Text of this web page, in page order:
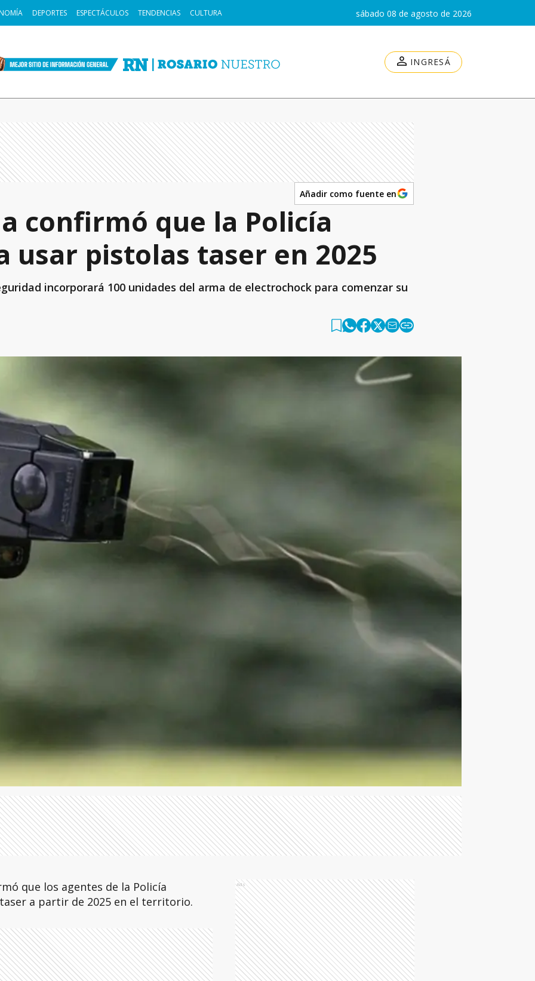
DEPORTES ESPECTÁCULOS TENDENCIAS CULTURA sábado 08 de agosto de 2026
INGRESÁ
Añadir como fuente en
confirmó que la Policía
usar pistolas taser en 2025
incorporará 100 unidades del arma de electrochock para comenzar su
que los agentes de la Policía
a partir de 2025 en el territorio.
Ads